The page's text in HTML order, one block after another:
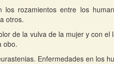
los rozamientos entre los
otros.
de la vulva de la mujer y con
obo.
Enfermedades en los